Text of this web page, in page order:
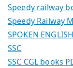
Speedy railway
Speedy Railway
SPOKEN ENGLISH
SSC
SSC CGL books